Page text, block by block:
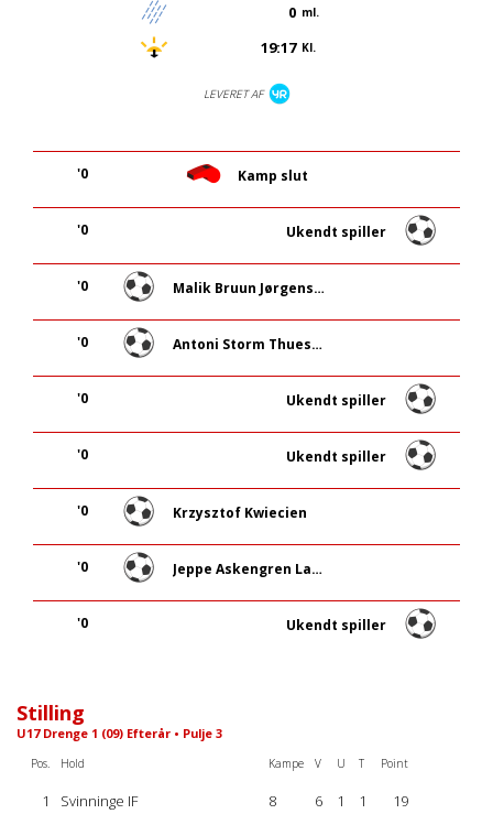
0 ml.
19:17 Kl.
LEVERET AF
'0 Kamp slut
'0 Ukendt spiller
'0 Malik Bruun Jørgensen
'0 Antoni Storm Thuesen
'0 Ukendt spiller
'0 Ukendt spiller
'0 Krzysztof Kwiecien
'0 Jeppe Askengren Larsen
'0 Ukendt spiller
Stilling
U17 Drenge 1 (09) Efterår • Pulje 3
Pos. Hold Kampe V U T Point
1 Svinninge IF 8 6 1 1 19